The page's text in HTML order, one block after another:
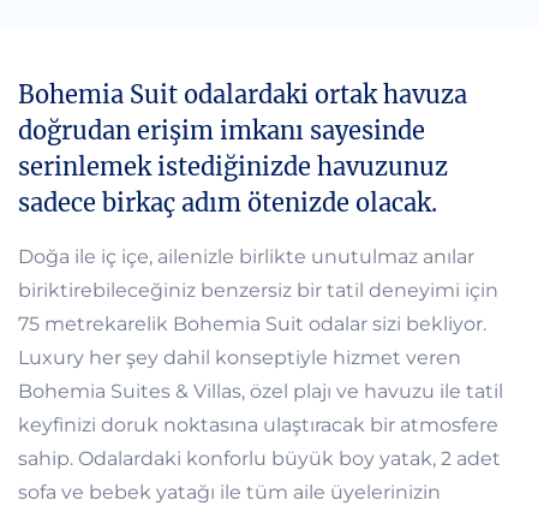
Bohemia Suit odalardaki ortak havuza
doğrudan erişim imkanı sayesinde
serinlemek istediğinizde havuzunuz
sadece birkaç adım ötenizde olacak.
Doğa ile iç içe, ailenizle birlikte unutulmaz anılar
biriktirebileceğiniz benzersiz bir tatil deneyimi için
75 metrekarelik Bohemia Suit odalar sizi bekliyor.
Luxury her şey dahil konseptiyle hizmet veren
Bohemia Suites & Villas, özel plajı ve havuzu ile tatil
keyfinizi doruk noktasına ulaştıracak bir atmosfere
sahip. Odalardaki konforlu büyük boy yatak, 2 adet
sofa ve bebek yatağı ile tüm aile üyelerinizin